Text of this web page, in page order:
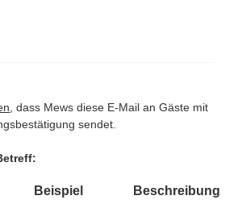
, dass Mews diese E-Mail an Gäste mit
sendet.
Beispiel Beschreibung